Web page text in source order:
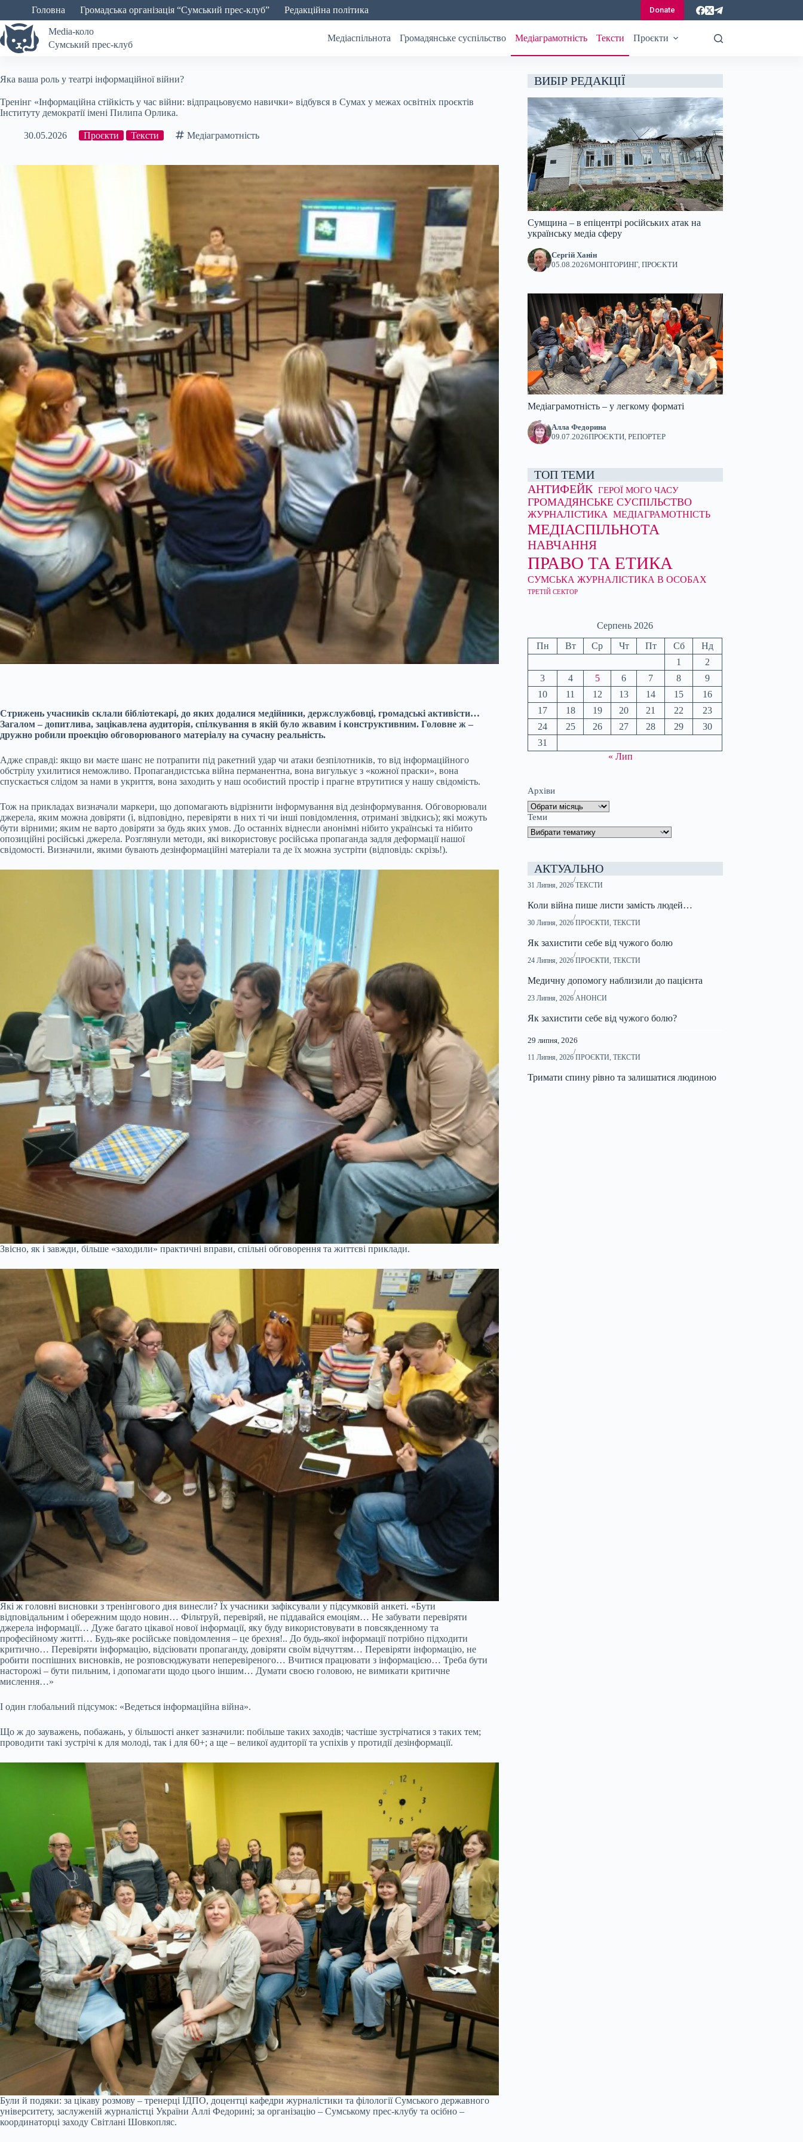
Перейти
вмісту
Головна Громадська організація “Сумський прес-клуб” Редакційна політика Donate
Media-коло
Сумський прес-клуб
Медіаспільнота Громадянське суспільство Медіаграмотність Тексти Проєкти
Яка ваша роль у театрі інформаційної війни?
Тренінг «Інформаційна стійкість у час війни: відпрацьовуємо навички» відбувся в Сумах у межах освітніх проєктів
Інституту демократії імені Пилипа Орлика.
30.05.2026 Проєкти Тексти Медіаграмотність
Стрижень учасників склали бібліотекарі, до яких додалися медійники, держслужбовці, громадські активісти…
Загалом – допитлива, зацікавлена аудиторія, спілкування в якій було жвавим і конструктивним. Головне ж –
дружно робили проекцію обговорюваного матеріалу на сучасну реальність.
Адже справді: якщо ви маєте шанс не потрапити під ракетний удар чи атаки безпілотників, то від інформаційного
обстрілу ухилитися неможливо. Пропагандистська війна перманентна, вона вигулькує з «кожної праски», вона
спускається слідом за нами в укриття, вона заходить у наш особистий простір і прагне втрутитися у нашу свідомість.
Тож на прикладах визначали маркери, що допомагають відрізнити інформування від дезінформування. Обговорювали
джерела, яким можна довіряти (і, відповідно, перевіряти в них ті чи інші повідомлення, отримані звідкись); які можуть
бути вірними; яким не варто довіряти за будь яких умов. До останніх віднесли анонімні нібито українські та нібито
опозиційні російські джерела. Розглянули методи, які використовує російська пропаганда задля деформації нашої
свідомості. Визначили, якими бувають дезінформаційні матеріали та де їх можна зустріти (відповідь: скрізь!).
Звісно, як і завжди, більше «заходили» практичні вправи, спільні обговорення та життєві приклади.
Які ж головні висновки з тренінгового дня винесли? Їх учасники зафіксували у підсумковій анкеті. «Бути
відповідальним і обережним щодо новин… Фільтруй, перевіряй, не піддавайся емоціям… Не забувати перевіряти
джерела інформації… Дуже багато цікавої нової інформації, яку буду використовувати в повсякденному та
професійному житті… Будь-яке російське повідомлення – це брехня!.. До будь-якої інформації потрібно підходити
критично… Перевіряти інформацію, відсіювати пропаганду, довіряти своїм відчуттям… Перевіряти інформацію, не
робити поспішних висновків, не розповсюджувати неперевіреного… Вчитися працювати з інформацією… Треба бути
насторожі – бути пильним, і допомагати щодо цього іншим… Думати своєю головою, не вимикати критичне
мислення…»
І один глобальний підсумок: «Ведеться інформаційна війна».
Що ж до зауважень, побажань, у більшості анкет зазначили: побільше таких заходів; частіше зустрічатися з таких тем;
проводити такі зустрічі к для молоді, так і для 60+; а ще – великої аудиторії та успіхів у протидії дезінформації.
Були й подяки: за цікаву розмову – тренерці ІДПО, доцентці кафедри журналістики та філології Сумського державного
університету, заслуженій журналістці України Аллі Федорині; за організацію – Сумському прес-клубу та осібно –
координаторці заходу Світлані Шовкопляс.
ВИБІР РЕДАКЦІЇ
Сумщина – в епіцентрі російських атак на
українську медіа сферу
Сергій Ханін
05.08.2026МОНІТОРИНГ ,ПРОЄКТИ
Медіаграмотність – у легкому форматі
Алла Федорина
09.07.2026ПРОЄКТИ,РЕПОРТЕР
ТОП ТЕМИ
АНТИФЕЙК ГЕРОЇ МОГО ЧАСУ
ГРОМАДЯНСЬКЕ СУСПІЛЬСТВО
ЖУРНАЛІСТИКА МЕДІАГРАМОТНІСТЬ
МЕДІАСПІЛЬНОТА
НАВЧАННЯ
ПРАВО ТА ЕТИКА
СУМСЬКА ЖУРНАЛІСТИКА В ОСОБАХ
ТРЕТІЙ СЕКТОР
Серпень 2026
Пн Вт Ср Чт Пт Сб
Нд
1
2
3
4 5 6 7 8
9
10
11 12 13 14 15
16
17
18 19 20 21 22
23
24
25 26 27 28 29
30
31
« Лип
Архіви
Теми
АКТУАЛЬНО
31 Липня, 2026
/
ТЕКСТИ
Коли війна пише листи замість людей…
30 Липня, 2026
/
ПРОЄКТИ,ТЕКСТИ
Як захистити себе від чужого болю
24 Липня, 2026
/
ПРОЄКТИ,ТЕКСТИ
Медичну допомогу наблизили до пацієнта
23 Липня, 2026
/
АНОНСИ
Як захистити себе від чужого болю?
29 липня, 2026
11 Липня, 2026
/
ПРОЄКТИ,ТЕКСТИ
Тримати спину рівно та залишатися людиною